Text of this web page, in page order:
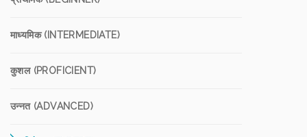
माध्यमिक (INTERMEDIATE)
कुशल (PROFICIENT)
उन्नत (ADVANCED)